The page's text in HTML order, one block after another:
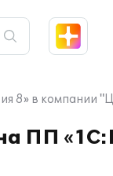
8» в компании
ПП